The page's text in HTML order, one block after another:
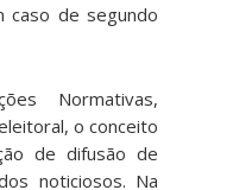
de segundo
Normativas,
o conceito
de difusão de
noticiosos. Na